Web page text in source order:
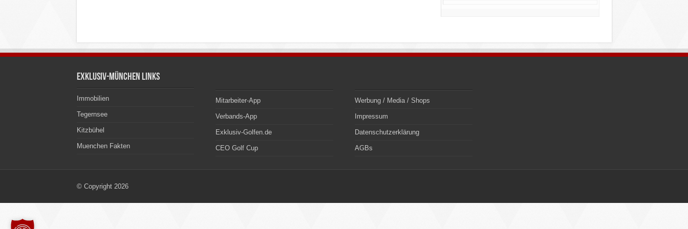
Exklusiv-München Links
Immobilien
Tegernsee
Kitzbühel
Muenchen Fakten
Mitarbeiter-App
Verbands-App
Exklusiv-Golfen.de
CEO Golf Cup
Werbung / Media / Shops
Impressum
Datenschutzerklärung
AGBs
© Copyright 2026